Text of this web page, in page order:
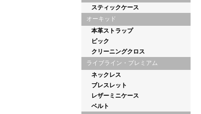
スティックケース
オーキッド
本革ストラップ
ピック
クリーニングクロス
ライブライン・プレミアム
ネックレス
ブレスレット
レザーミニケース
ベルト